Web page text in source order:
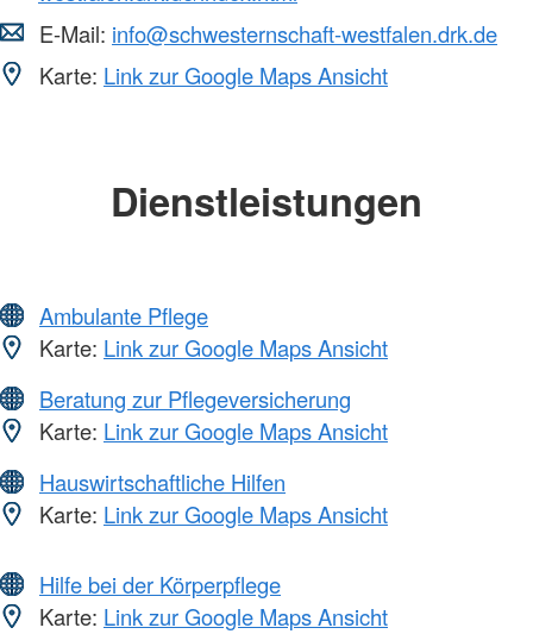
E-Mail: info@schwesternschaft-westfalen.drk.de
Karte: Link zur Google Maps Ansicht
Dienstleistungen
Ambulante Pflege
Karte: Link zur Google Maps Ansicht
Beratung zur Pflegeversicherung
Karte: Link zur Google Maps Ansicht
Hauswirtschaftliche Hilfen
Karte: Link zur Google Maps Ansicht
Hilfe bei der Körperpflege
Karte: Link zur Google Maps Ansicht